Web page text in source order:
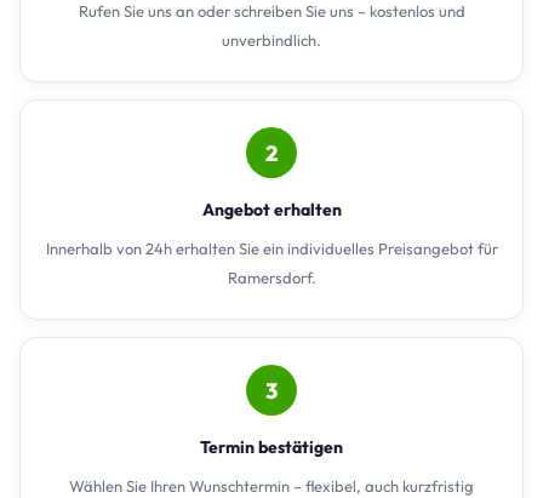
Rufen Sie uns an oder schreiben Sie uns – kostenlos und
unverbindlich.
2
Angebot erhalten
Innerhalb von 24h erhalten Sie ein individuelles Preisangebot für
Ramersdorf.
3
Termin bestätigen
Wählen Sie Ihren Wunschtermin – flexibel, auch kurzfristig